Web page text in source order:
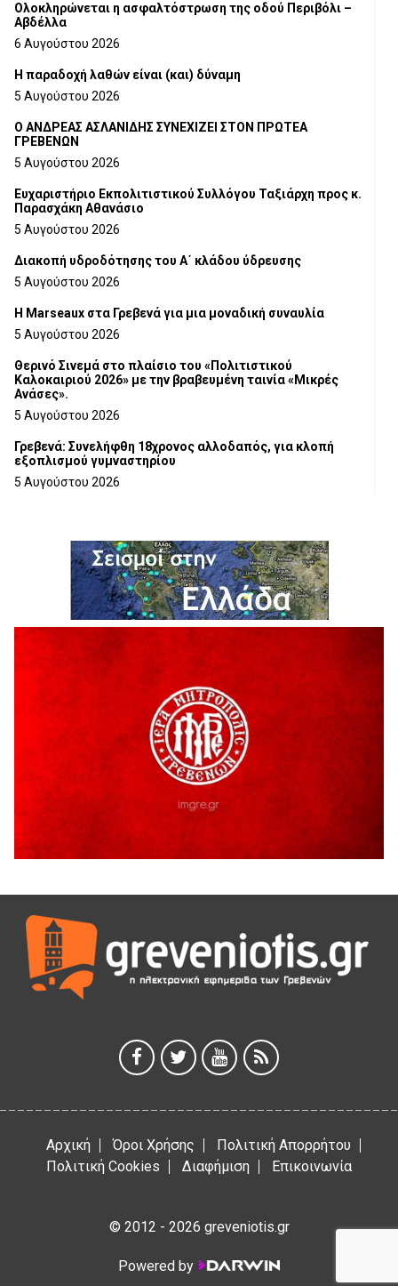
Ολοκληρώνεται η ασφαλτόστρωση της οδού Περιβόλι –
Αβδέλλα
6 Αυγούστου 2026
H παραδοχή λαθών είναι (και) δύναμη
5 Αυγούστου 2026
Ο ΑΝΔΡΕΑΣ ΑΣΛΑΝΙΔΗΣ ΣΥΝΕΧΙΖΕΙ ΣΤΟΝ ΠΡΩΤΕΑ
ΓΡΕΒΕΝΩΝ
5 Αυγούστου 2026
Ευχαριστήριο Εκπολιτιστικού Συλλόγου Ταξιάρχη προς κ.
Παρασχάκη Αθανάσιο
5 Αυγούστου 2026
Διακοπή υδροδότησης του Α΄ κλάδου ύδρευσης
5 Αυγούστου 2026
Η Marseaux στα Γρεβενά για μια μοναδική συναυλία
5 Αυγούστου 2026
Θερινό Σινεμά στο πλαίσιο του «Πολιτιστικού
Καλοκαιριού 2026» με την βραβευμένη ταινία «Μικρές
Ανάσες».
5 Αυγούστου 2026
Γρεβενά: Συνελήφθη 18χρονος αλλοδαπός, για κλοπή
εξοπλισμού γυμναστηρίου
5 Αυγούστου 2026
5 Αυγούστου 2026
41η Γιορτή Κρασιού στο Τρίκωμο – «Γιορτή Παράδοσης»
5 Αυγούστου 2026
ΜΟΡΙΟΔΟΤΟΥΜΕΝΑ ΣΕΜΙΝΑΡΙΑ ΑΠΟ ΤΟ ΠΑΝΕΠΙΣΤΗΜΙΟ
ΠΕΙΡΑΙΑ
5 Αυγούστου 2026
ΕΥΧΑΡΙΣΤΙΕΣ Φυσιολατρικού Συλλόγου Γρεβενών
4 Αυγούστου 2026
Έκτακτη χρηματοδότηση 400.000€ για επιπλέον εργασίες
στο Δημοτικό Στάδιο Γρεβενών «Μίλτος Τεντόγλου»
Τελικά τι είναι πολιτισμός;
4 Αυγούστου 2026
ΚΑΤΑΓΡΑΦΗ ΤΕΚΜΗΡΙΩΣΗ ΚΑΙ ΨΗΦΙΟΠΟΙΗΣΗ ΤΩΝ
ΜΑΣΤΟΡΙΚΩΝ ΕΡΓΑΛΕΙΩΝ ΤΗΣ ΣΥΛΛΟΓΗΣ ΚΥΠΑΡΙΣΣΙΟΥ
ΓΡΕΒΕΝΩΝ
3 Αυγούστου 2026
Αρχική Όροι Χρήσης
Πολιτική Απορρήτου
Πολιτική Cookies
Διαφήμιση Επικοινωνία
© 2012 - 2026 greveniotis.gr
Powered by